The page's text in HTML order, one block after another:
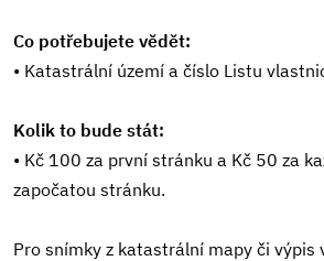
Co potřebujete vědět:
• Katastrální území a číslo Listu
Kolik to bude stát:
• Kč 100 za první stránku a Kč 50 za
započatou stránku.
Pro snímky z katastrální mapy či výpis